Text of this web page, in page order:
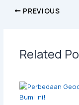
PREVIOUS
Related